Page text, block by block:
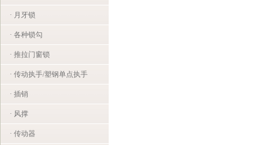
· 月牙锁
· 各种锁勾
· 推拉门窗锁
· 传动执手/塑钢单点执手
· 插销
· 风撑
· 传动器